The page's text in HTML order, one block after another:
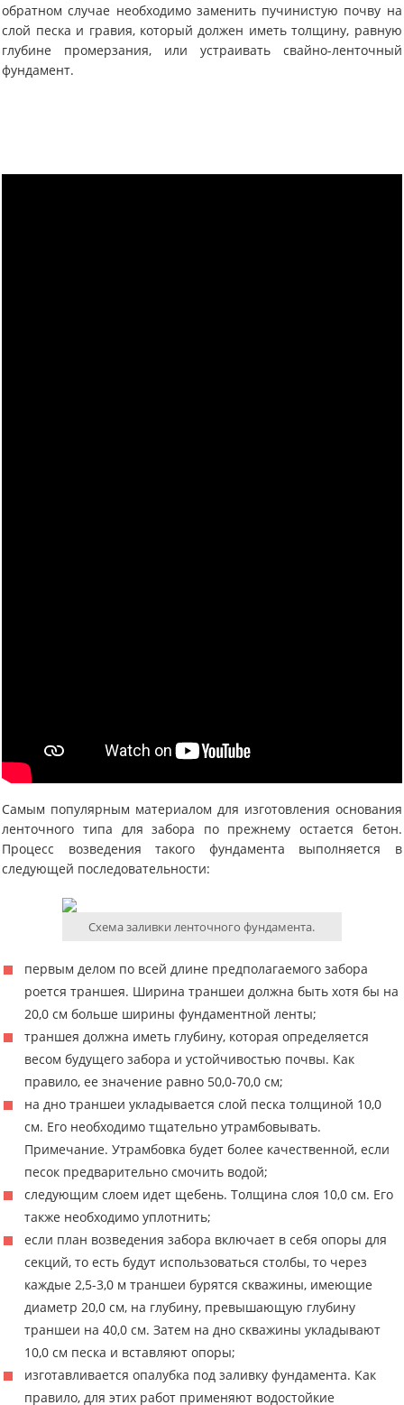
обратном случае необходимо заменить пучинистую почву на
слой песка и гравия, который должен иметь толщину, равную
глубине промерзания, или устраивать свайно-ленточный
фундамент.
Самым популярным материалом для изготовления основания
ленточного типа для забора по прежнему остается бетон.
Процесс возведения такого фундамента выполняется в
следующей последовательности:
Схема заливки ленточного фундамента.
первым делом по всей длине предполагаемого забора
роется траншея. Ширина траншеи должна быть хотя бы на
20,0 см больше ширины фундаментной ленты;
траншея должна иметь глубину, которая определяется
весом будущего забора и устойчивостью почвы. Как
правило, ее значение равно 50,0-70,0 см;
на дно траншеи укладывается слой песка толщиной 10,0
см. Его необходимо тщательно утрамбовывать.
Примечание. Утрамбовка будет более качественной, если
песок предварительно смочить водой;
следующим слоем идет щебень. Толщина слоя 10,0 см. Его
также необходимо уплотнить;
если план возведения забора включает в себя опоры для
секций, то есть будут использоваться столбы, то через
каждые 2,5-3,0 м траншеи бурятся скважины, имеющие
диаметр 20,0 см, на глубину, превышающую глубину
траншеи на 40,0 см. Затем на дно скважины укладывают
10,0 см песка и вставляют опоры;
изготавливается опалубка под заливку фундамента. Как
правило, для этих работ применяют водостойкие